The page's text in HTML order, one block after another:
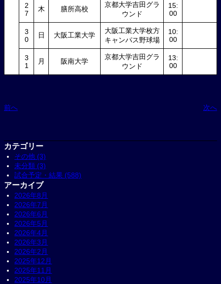
2
7
木 膳所高校
京都大学吉田グラ
ウンド
15:
00
3
0
日 大阪工業大学
大阪工業大学枚方
キャンパス野球場
10:
00
3
1
月 阪南大学
京都大学吉田グラ
ウンド
13:
00
前へ 次へ
カテゴリー
その他 (3)
未分類 (3)
試合予定・結果 (588)
アーカイブ
2026年8月
2026年7月
2026年6月
2026年5月
2026年4月
2026年3月
2026年2月
2025年12月
2025年11月
2025年10月